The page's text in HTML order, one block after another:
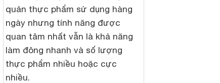
quản thực phẩm sử dụng hàng
ngày nhưng tính năng được
quan tâm nhất vẫn là khả năng
làm đông nhanh và số lượng
thực phẩm nhiều hoặc cực
nhiều.